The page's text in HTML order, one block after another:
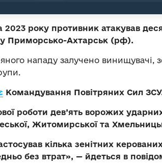
2023 року противник атакував
Приморсько-Ахтарськ (рф).
нападу залучено винищувачі,
Командування Повітряних Сил
роботи дев’ять ворожих
Житомирської та
кілька зенітних
без втрат», — йдеться в